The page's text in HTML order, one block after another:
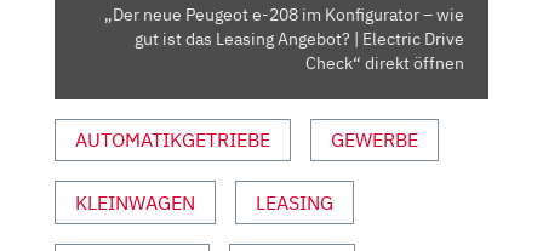
LEASING
ANGEBOT?
|
ELECTRIC
„Der neue Peugeot e-208 im Konfigurator – wie
gut ist das Leasing Angebot? | Electric Drive
Check“ direkt öffnen
AUTOMATIKGETRIEBE GEWERBE
KLEINWAGEN LEASING